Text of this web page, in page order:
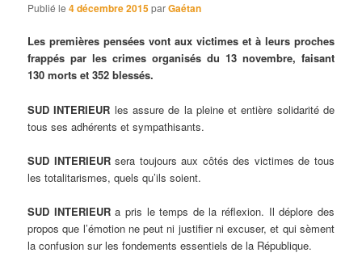
Publié le4 décembre 2015parGaétan
Les premières pensées vont aux victimes et à leurs proches
frappés par les crimes organisés du 13 novembre, faisant
130 morts et 352 blessés.
SUD INTERIEUR les assure de la pleine et entière solidarité de
tous ses adhérents et sympathisants.
SUD INTERIEURsera toujours aux côtés des victimes de tous
les totalitarismes, quels qu’ils soient.
SUD INTERIEURa pris le temps de la réflexion. Il déplore des
propos que l’émotion ne peut ni justifier ni excuser, et qui sèment
la confusion sur les fondements essentiels de la République.